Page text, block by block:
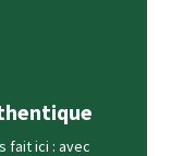
fait ici : avec